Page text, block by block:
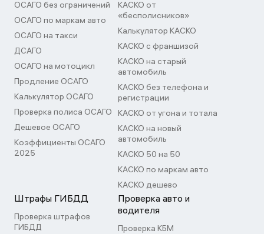
ОСАГО без ограничений
ОСАГО по маркам авто
ОСАГО на такси
ДСАГО
ОСАГО на мотоцикл
Продление ОСАГО
Калькулятор ОСАГО
Проверка полиса ОСАГО
Дешевое ОСАГО
Коэффициенты ОСАГО
2025
КАСКО от
«бесполисников»
Калькулятор КАСКО
КАСКО с франшизой
КАСКО на старый
автомобиль
КАСКО без телефона и
регистрации
КАСКО от угона и тотала
КАСКО на новый
автомобиль
КАСКО 50 на 50
КАСКО по маркам авто
КАСКО дешево
Штрафы ГИБДД
Проверка штрафов
ГИБДД
Проверка авто и
водителя
Проверка КБМ